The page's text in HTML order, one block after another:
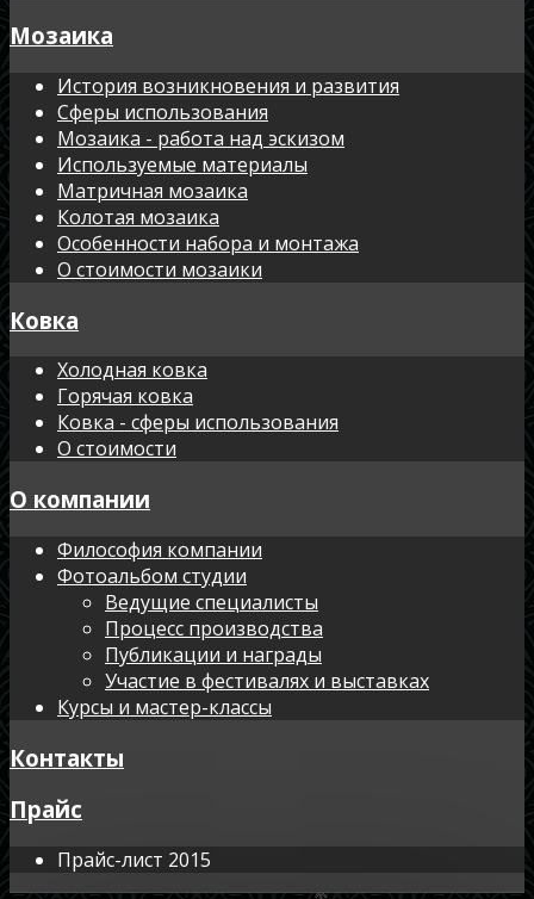
Мозаика
История возникновения и развития
Сферы использования
Мозаика - работа над эскизом
Используемые материалы
Матричная мозаика
Колотая мозаика
Особенности набора и монтажа
О стоимости мозаики
Ковка
Холодная ковка
Горячая ковка
Ковка - сферы использования
О стоимости
О компании
Философия компании
Фотоальбом студии
Ведущие специалисты
Процесс производства
Публикации и награды
Участие в фестивалях и выставках
Курсы и мастер-классы
Контакты
Прайс
Прайс-лист 2015